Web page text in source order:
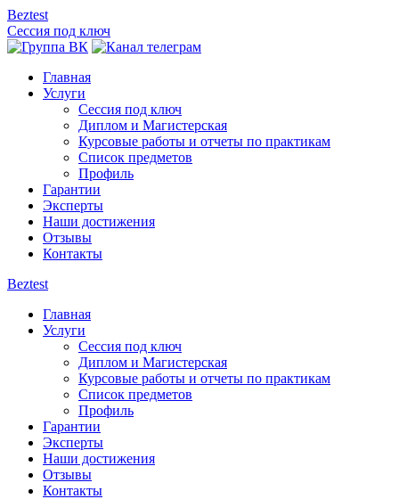
Beztest
Сессия под ключ
Главная
Услуги
Сессия под ключ
Диплом и Магистерская
Курсовые работы и отчеты по практикам
Список предметов
Профиль
Гарантии
Эксперты
Наши достижения
Отзывы
Контакты
Beztest
Главная
Услуги
Сессия под ключ
Диплом и Магистерская
Курсовые работы и отчеты по практикам
Список предметов
Профиль
Гарантии
Эксперты
Наши достижения
Отзывы
Контакты